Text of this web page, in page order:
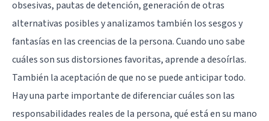
obsesivas, pautas de detención, generación de otras
alternativas posibles y analizamos también los sesgos y
fantasías en las creencias de la persona. Cuando uno sabe
cuáles son sus distorsiones favoritas, aprende a desoírlas.
También la aceptación de que no se puede anticipar todo.
Hay una parte importante de diferenciar cuáles son las
responsabilidades reales de la persona, qué está en su mano